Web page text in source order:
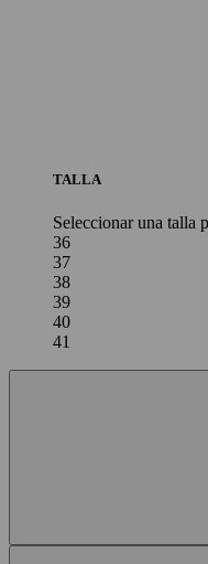
TALLA
Seleccionar una talla
36
37
38
39
40
41